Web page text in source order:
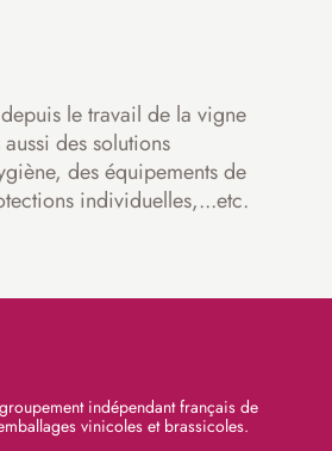
le travail de la vigne
des solutions
des équipements de
individuelles,...etc.
indépendant français de
vinicoles et brassicoles.